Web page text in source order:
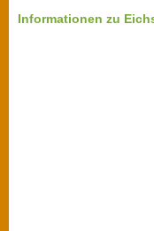
Informationen zu